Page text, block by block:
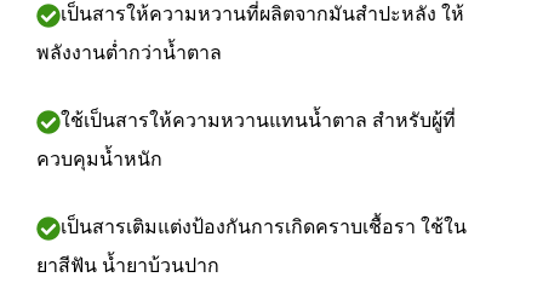
เป็นสารให้ความหวานที่ผลิตจากมันสำปะหลัง ให้
พลังงานต่ำกว่าน้ำตาล
ใช้เป็นสารให้ความหวานแทนน้ำตาล สำหรับผู้ที่
ควบคุมน้ำหนัก
เป็นสารเติมแต่งป้องกันการเกิดคราบเชื้อรา ใช้ใน
ยาสีฟัน น้ำยาบ้วนปาก